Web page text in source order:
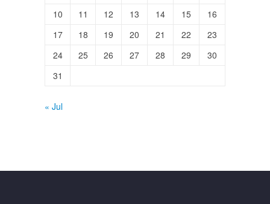
10
11 12 13 14 15
16
17
18 19 20 21 22
23
24
25 26 27 28 29
30
31
« Jul